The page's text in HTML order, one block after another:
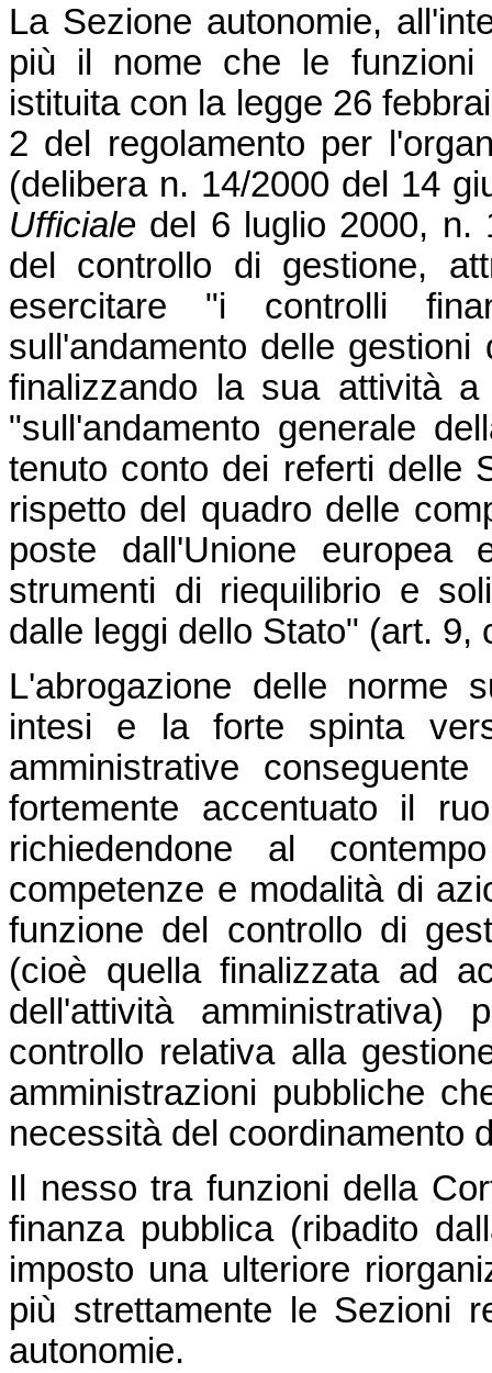
La Sezione autonomie,
più il nome che le funzioni
istituita con la legge 26
2 del regolamento per
(delibera n. 14/2000 del 14
Ufficiale del 6 luglio 2000, n.
del controllo di gestione,
esercitare "i controlli
sull'andamento delle
finalizzando la sua attività
"sull'andamento generale
tenuto conto dei referti delle
rispetto del quadro delle
poste dall'Unione
strumenti di riequilibrio e
dalle leggi dello Stato" (art. 9,
L'abrogazione delle norme
intesi e la forte spinta
amministrative
fortemente accentuato il
richiedendone al
competenze e modalità di
funzione del controllo di
(cioè quella finalizzata ad
dell'attività amministrativa)
controllo relativa alla
amministrazioni pubbliche
necessità del coordinamento
Il nesso tra funzioni della
finanza pubblica (ribadito
imposto una ulteriore
più strettamente le Sezioni
autonomie.